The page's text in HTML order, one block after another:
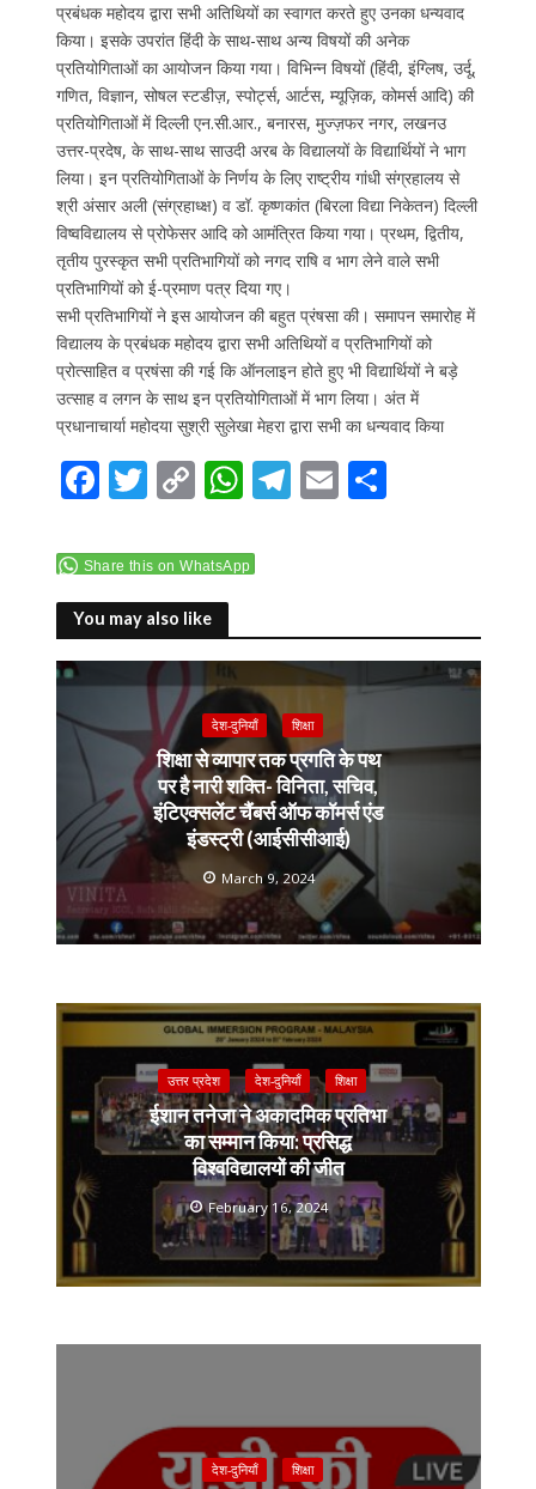
प्रबंधक महोदय द्वारा सभी अतिथियों का स्वागत करते हुए उनका धन्यवाद
किया। इसके उपरांत हिंदी के साथ-साथ अन्य विषयों की अनेक
प्रतियोगिताओं का आयोजन किया गया। विभिन्न विषयों (हिंदी, इंग्लिष, उर्दू,
गणित, विज्ञान, सोषल स्टडीज़, स्पोर्ट्स, आर्टस, म्यूज़िक, कोमर्स आदि) की
प्रतियोगिताओं में दिल्ली एन.सी.आर., बनारस, मुज्ज़फर नगर, लखनउ
उत्तर-प्रदेष, के साथ-साथ साउदी अरब के विद्यालयों के विद्यार्थियों ने भाग
लिया। इन प्रतियोगिताओं के निर्णय के लिए राष्ट्रीय गांधी संग्रहालय से
श्री अंसार अली (संग्रहाध्क्ष) व डॉ. कृष्णकांत (बिरला विद्या निकेतन) दिल्ली
विष्वविद्यालय से प्रोफेसर आदि को आमंत्रित किया गया। प्रथम, द्वितीय,
तृतीय पुरस्कृत सभी प्रतिभागियों को नगद राषि व भाग लेने वाले सभी
प्रतिभागियों को ई-प्रमाण पत्र दिया गए।
सभी प्रतिभागियों ने इस आयोजन की बहुत प्रंषसा की। समापन समारोह में
विद्यालय के प्रबंधक महोदय द्वारा सभी अतिथियों व प्रतिभागियों को
प्रोत्साहित व प्रषंसा की गई कि ऑनलाइन होते हुए भी विद्यार्थियों ने बड़े
उत्साह व लगन के साथ इन प्रतियोगिताओं में भाग लिया। अंत में
प्रधानाचार्या महोदया सुश्री सुलेखा मेहरा द्वारा सभी का धन्यवाद किया
F
e
b
o
o
T
itt
er
C
p
y
Li
n
k
W
at
A
p
p
T
a
m
E S
Share this on WhatsApp
You may also like
देश-दुनियाँ शिक्षा
शिक्षा से व्यापार तक प्रगति के पथ
पर है नारी शक्ति- विनिता, सचिव,
इंटिएक्सलेंट चैंबर्स ऑफ कॉमर्स एंड
इंडस्ट्री (आईसीसीआई)
March 9, 2024
उत्तर प्रदेश देश-दुनियाँ शिक्षा
ईशान तनेजा ने अकादमिक प्रतिभा
का सम्मान किया: प्रसिद्ध
विश्वविद्यालयों की जीत
February 16, 2024
देश-दुनियाँ शिक्षा